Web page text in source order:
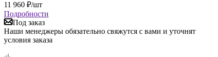
11 960 ₽/шт
Подробности
Под заказ
Наши менеджеры обязательно свяжутся с вами и уточнят
условия заказа